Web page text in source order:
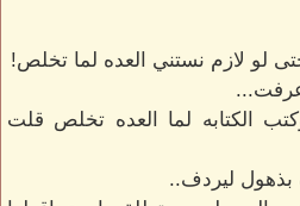
لو لازم نستني العده لما تخلص!
الكتابه لما العده تخلص قلت
ليردف..